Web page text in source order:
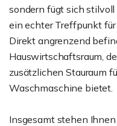
sondern fügt sich
ein echter Treffpunkt
Direkt angrenzend
Hauswirtschaftsraum,
zusätzlichen Stauraum
Waschmaschine bietet.
Insgesamt stehen Ihnen